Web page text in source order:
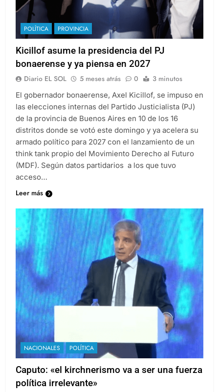
POLÍTICA PROVINCIA
Kicillof asume la presidencia del PJ
bonaerense y ya piensa en 2027
Diario EL SOL 5 meses atrás 0 3 minutos
El gobernador bonaerense, Axel Kicillof, se impuso en
las elecciones internas del Partido Justicialista (PJ)
de la provincia de Buenos Aires en 10 de los 16
distritos donde se votó este domingo y ya acelera su
armado político para 2027 con el lanzamiento de un
think tank propio del Movimiento Derecho al Futuro
(MDF). Según datos partidarios a los que tuvo
acceso…
Leer más
NACIONALES POLÍTICA
Caputo: «el kirchnerismo va a ser una fuerza
política irrelevante»